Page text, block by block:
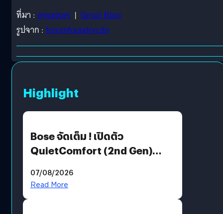
ที่มา : engadget | Gmail Blog
รูปจาก : forumfoundrycdn
Highlight
Bose จัดเต็ม ! เปิดตัว
QuietComfort (2nd Gen)
07/08/2026
Read More